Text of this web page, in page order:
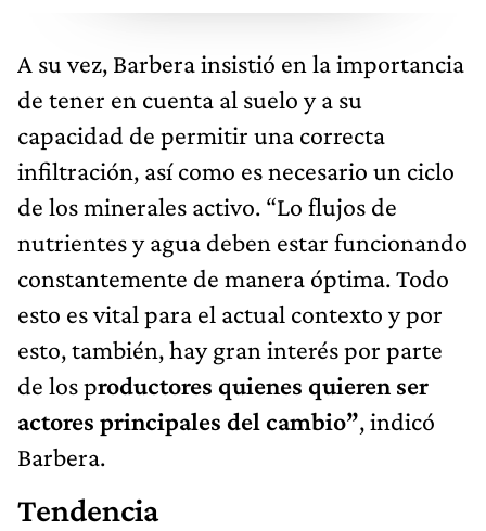
A su vez, Barbera insistió en la importancia
de tener en cuenta al suelo y a su
capacidad de permitir una correcta
infiltración, así como es necesario un ciclo
de los minerales activo. “Lo flujos de
nutrientes y agua deben estar funcionando
constantemente de manera óptima. Todo
esto es vital para el actual contexto y por
esto, también, hay gran interés por parte
de los productores quienes quieren ser
actores principales del cambio”, indicó
Barbera.
Tendencia